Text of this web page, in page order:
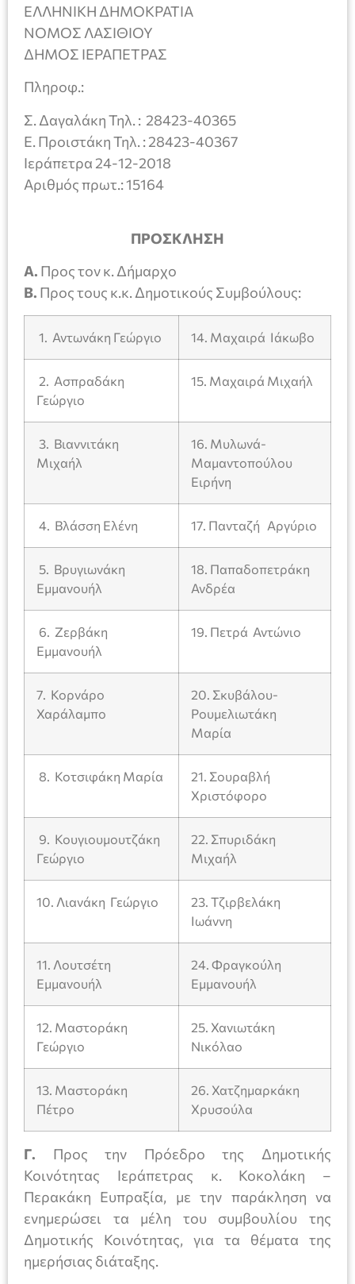
ΕΛΛΗΝΙΚΗ ΔΗΜΟΚΡΑΤΙΑ
ΝΟΜΟΣ ΛΑΣΙΘΙΟΥ
ΔΗΜΟΣ ΙΕΡΑΠΕΤΡΑΣ
Πληροφ.:
Σ. Δαγαλάκη Τηλ. : 28423-40365
Ε. Προιστάκη Τηλ. : 28423-40367
Ιεράπετρα 24-12-2018
Αριθμός πρωτ.: 15164
ΠΡΟΣΚΛΗΣΗ
Α. Προς τον κ. Δήμαρχο
Β. Προς τους κ.κ. Δημοτικούς Συμβούλους:
1. Αντωνάκη Γεώργιο 14. Μαχαιρά Ιάκωβο
2. Ασπραδάκη
Γεώργιο
15. Μαχαιρά Μιχαήλ
3. Βιαννιτάκη
Μιχαήλ
16. Μυλωνά-
Μαμαντοπούλου
Ειρήνη
4. Βλάσση Ελένη 17. Πανταζή Αργύριο
5. Βρυγιωνάκη
Εμμανουήλ
18. Παπαδοπετράκη
Ανδρέα
6. Ζερβάκη
Εμμανουήλ
19. Πετρά Αντώνιο
7. Κορνάρο
Χαράλαμπο
20. Σκυβάλου-
Ρουμελιωτάκη
Μαρία
8. Κοτσιφάκη Μαρία
21. Σουραβλή
Χριστόφορο
9. Κουγιουμουτζάκη
Γεώργιο
22. Σπυριδάκη
Μιχαήλ
10. Λιανάκη Γεώργιο
23. Τζιρβελάκη
Ιωάννη
11. Λουτσέτη
Εμμανουήλ
24. Φραγκούλη
Εμμανουήλ
12. Μαστοράκη
Γεώργιο
25. Χανιωτάκη
Νικόλαο
13. Μαστοράκη
Πέτρο
26. Χατζημαρκάκη
Χρυσούλα
Γ. Προς την Πρόεδρο της Δημοτικής
Κοινότητας Ιεράπετρας κ. Κοκολάκη –
Περακάκη Ευπραξία, με την παράκληση να
ενημερώσει τα μέλη του συμβουλίου της
Δημοτικής Κοινότητας, για τα θέματα της
ημερήσιας διάταξης.